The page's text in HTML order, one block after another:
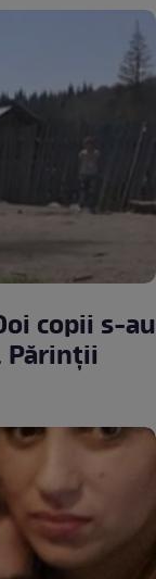
copii s-au
Părinții